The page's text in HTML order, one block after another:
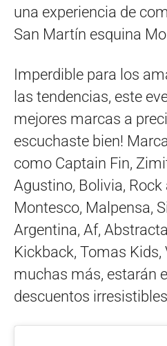
una experiencia de
San Martín esquina
Imperdible para los
las tendencias, este
mejores marcas a
escuchaste bien!
como Captain Fin,
Agustino, Bolivia, Rock
Montesco, Malpensa,
Argentina, Af,
Kickback, Tomas Kids,
muchas más, estarán
descuentos